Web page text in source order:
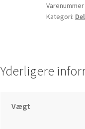
Kategori:
Yderligere
Vægt